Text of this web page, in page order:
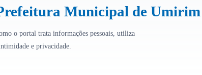
Municipal de Umirim
o portal trata informações pessoais, utiliza
e privacidade.